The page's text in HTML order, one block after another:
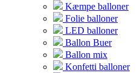
Kæmpe balloner
Folie balloner
LED balloner
Ballon Buer
Ballon mix
Konfetti balloner